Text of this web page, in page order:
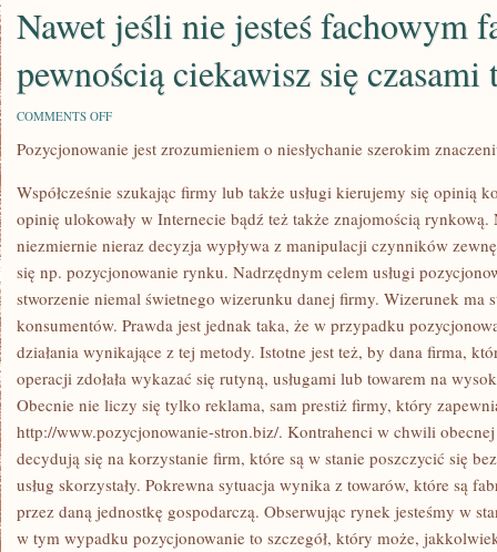
Nawet jeśli nie jesteś fachowym
pewnością ciekawisz się czasami
COMMENTS OFFON
JEŚLI
FACHOWYM
FANATYKIEM,
PEWNOŚCIĄ
CIEKAWISZ
SIĘ
CZASAMI
Pozycjonowanie jest zrozumieniem o niesłychanie szerokim
Współcześnie szukając firmy lub także usługi kierujemy się opinią
opinię ulokowały w Internecie bądź też także znajomością
niezmiernie nieraz decyzja wypływa z manipulacji czynników
się np. pozycjonowanie rynku. Nadrzędnym celem usługi
stworzenie niemal świetnego wizerunku danej firmy. Wizerunek ma
konsumentów. Prawda jest jednak taka, że w przypadku
działania wynikające z tej metody. Istotne jest też, by dana firma,
operacji zdołała wykazać się rutyną, usługami lub towarem na
Obecnie nie liczy się tylko reklama, sam prestiż firmy, który
http://www.pozycjonowanie-stron.biz/. Kontrahenci w chwili
decydują się na korzystanie firm, które są w stanie poszczycić się
usług skorzystały. Pokrewna sytuacja wynika z towarów, które są
przez daną jednostkę gospodarczą. Obserwując rynek jesteśmy w
w tym wypadku pozycjonowanie to szczegół, który może,